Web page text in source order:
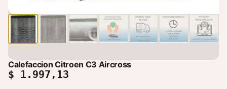
Calefaccion Citroen C3 Aircross
$ 1.997,13